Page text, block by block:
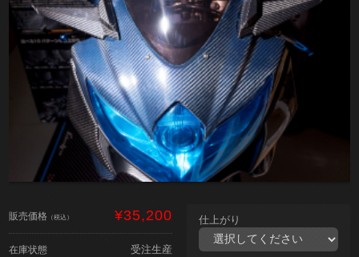
販売価格 （税込） ¥35,200
在庫状態 受注生産
仕上がり